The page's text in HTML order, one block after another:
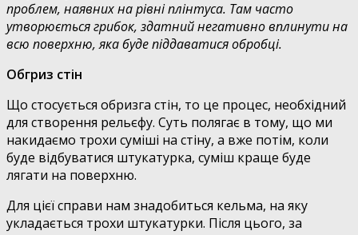
проблем, наявних на рівні плінтуса. Там часто
утворюється грибок, здатний негативно вплинути на
всю поверхню, яка буде піддаватися обробці.
Обгриз стін
Що стосується обризга стін, то це процес, необхідний
для створення рельєфу. Суть полягає в тому, що ми
накидаємо трохи суміші на стіну, а вже потім, коли
буде відбуватися штукатурка, суміш краще буде
лягати на поверхню.
Для цієї справи нам знадобиться кельма, на яку
укладається трохи штукатурки. Після цього, за